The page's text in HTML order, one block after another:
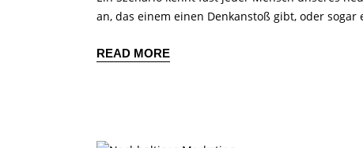
an, das einem einen Denkanstoß gibt, oder
READ MORE